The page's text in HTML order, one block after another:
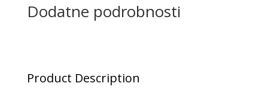
Dodatne podrobnosti
Product Description